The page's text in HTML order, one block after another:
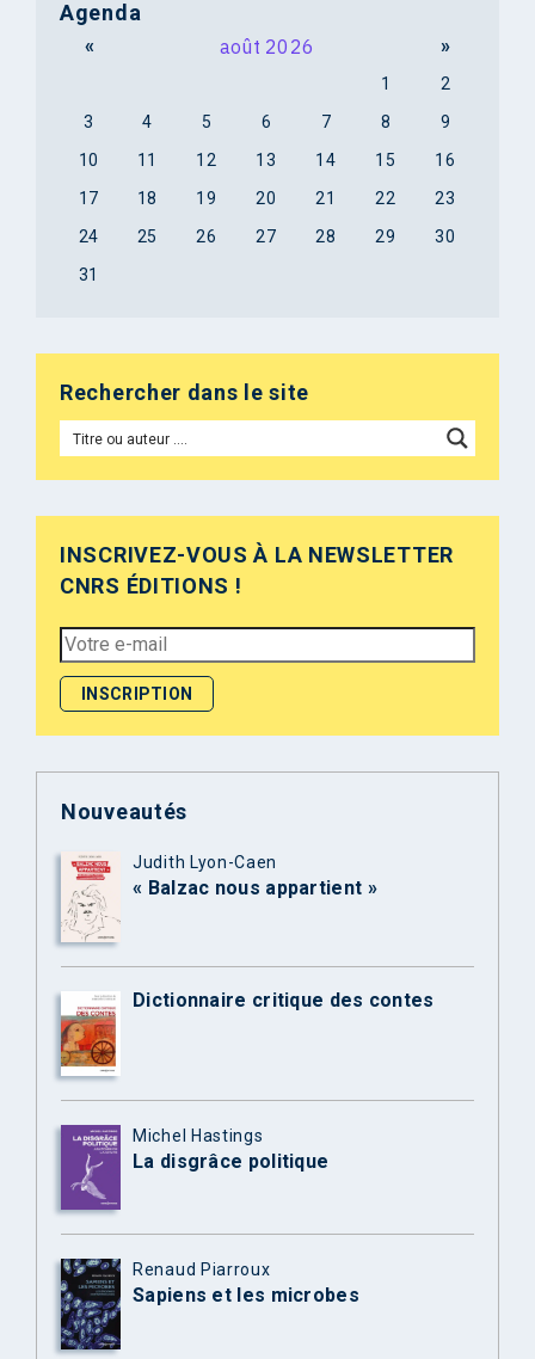
Agenda
« août 2026 »
1
2
3
4 5 6 7 8
9
10
11 12 13 14 15
16
17
18 19 20 21 22
23
24
25 26 27 28 29
30
31
Rechercher dans le site
INSCRIVEZ-VOUS À LA NEWSLETTER
CNRS ÉDITIONS !
Nouveautés
Judith Lyon-Caen
« Balzac nous appartient »
Dictionnaire critique des contes
Michel Hastings
La disgrâce politique
Renaud Piarroux
Sapiens et les microbes